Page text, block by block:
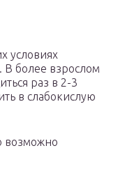
условиях
В более взрослом
раз в 2-3
в слабокислую
возможно